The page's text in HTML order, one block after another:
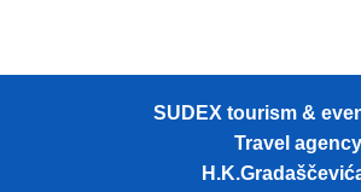
SUDEX tourism &
Travel agency